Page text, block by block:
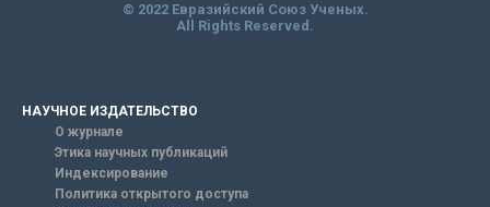
© 2022 Евразийский Союз Ученых.
All Rights Reserved.
НАУЧНОЕ ИЗДАТЕЛЬСТВО
О журнале
Этика научных публикаций
Индексирование
Политика открытого доступа